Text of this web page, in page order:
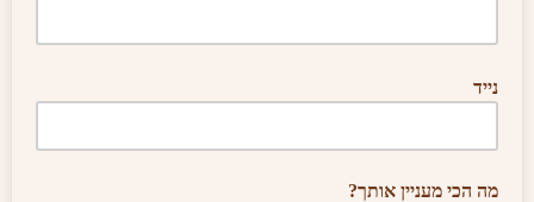
נייד
מה הכי מעניין אותך?